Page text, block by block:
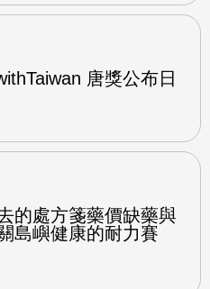
唐獎公布日
的處方箋藥價缺藥與
島嶼健康的耐力賽